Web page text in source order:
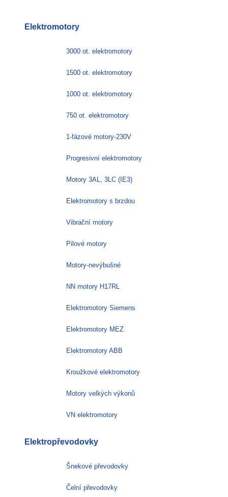
Elektromotory
3000 ot. elektromotory
1500 ot. elektromotory
1000 ot. elektromotory
750 ot. elektromotory
1-fázové motory-230V
Progresivní elektromotory
Motory 3AL, 3LC (IE3)
Elektromotory s brzdou
Vibrační motory
Pilové motory
Motory-nevýbušné
NN motory H17RL
Elektromotory Siemens
Elektromotory MEZ
Elektromotory ABB
Kroužkové elektromotory
Motory velkých výkonů
VN elektromotory
Elektropřevodovky
Šnekové převodovky
Čelní převodovky